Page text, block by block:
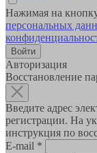
Нажимая на
персональных
Авторизация
Восстановление
Введите адрес
регистрации. На
инструкция по
E-mail *